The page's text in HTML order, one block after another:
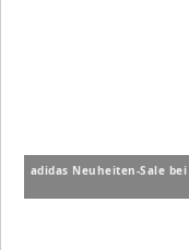
adidas Neuheiten-Sale